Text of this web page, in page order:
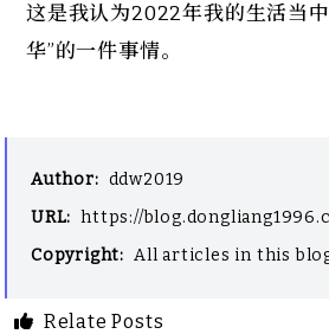
这是我认为2022年我的生活当
华”的一件事情。
Author: ddw2019
URL: https://
Copyright: All articles in this
Relate Posts